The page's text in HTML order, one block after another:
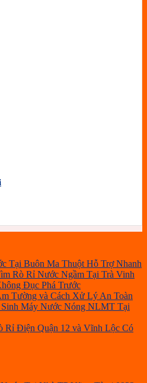
Tại Buôn Ma Thuột Hỗ Trợ Nhanh
Rò Rỉ Nước Ngầm Tại Trà Vinh
Đục Phá Trước
Tường và Cách Xử Lý An Toàn
Máy Nước Nóng NLMT Tại
Rỉ Điện Quận 12 và Vĩnh Lộc Có